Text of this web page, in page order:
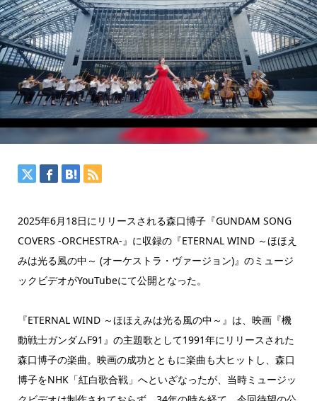
2025年6月18日にリリースされる森口博子『GUNDAM SONG
COVERS -ORCHESTRA-』に収録の『ETERNAL WIND ～ほほえ
みは光る風の中～ (オーケストラ・ヴァージョン)』のミュージ
ックビデオがYouTubeにて公開となった。
『ETERNAL WIND ～ほほえみは光る風の中～』は、映画『機
動戦士ガンダムF91』の主題歌として1991年にリリースされた
森口博子の楽曲。映画の成功とともに楽曲も大ヒットし、森口
博子をNHK「紅白歌合戦」へといざなったが、当時ミュージッ